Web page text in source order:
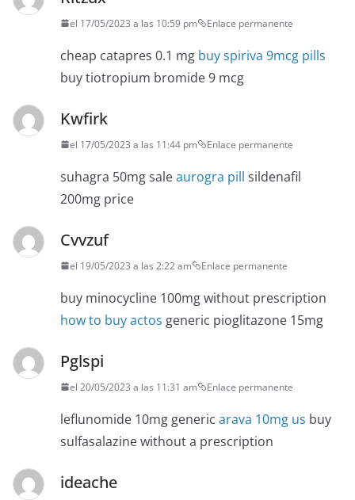
el 17/05/2023 a las 10:59 pm Enlace permanente
cheap catapres 0.1 mg buy spiriva 9mcg pills
buy tiotropium bromide 9 mcg
Kwfirk
el 17/05/2023 a las 11:44 pm Enlace permanente
suhagra 50mg saleaurogra pill sildenafil
200mg price
Cvvzuf
el 19/05/2023 a las 2:22 am Enlace permanente
buy minocycline 100mg without prescription
how to buy actos generic pioglitazone 15mg
Pglspi
el 20/05/2023 a las 11:31 am Enlace permanente
leflunomide 10mg generic arava 10mg us buy
sulfasalazine without a prescription
ideache